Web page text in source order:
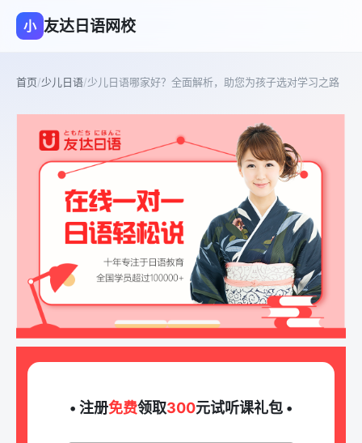
小 友达日语网校
首页/少儿日语/少儿日语哪家好？全面解析，助您为孩子选对学习之路
• 注册免费领取300元试听课礼包 •